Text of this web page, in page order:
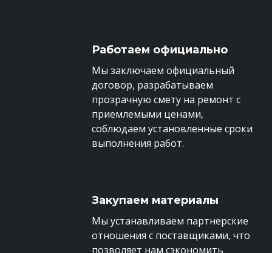
Работаем официально
Мы заключаем официальный
договор, разрабатываем
прозрачную смету на ремонт с
приемлемыми ценами,
соблюдаем установленные сроки
выполнения работ.
Закупаем материалы
Мы устанавливаем партнерские
отношения с поставщиками, что
позволяет нам сэкономить